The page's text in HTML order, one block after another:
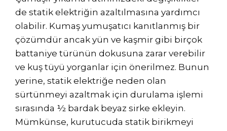
de statik elektriğin azaltılmasına yardımcı
olabilir. Kumaş yumuşatıcı kanıtlanmış bir
çözümdür ancak yün ve kaşmir gibi birçok
battaniye türünün dokusuna zarar verebilir
ve kuş tüyü yorganlar için önerilmez. Bunun
yerine, statik elektriğe neden olan
sürtünmeyi azaltmak için durulama işlemi
sırasında ½ bardak beyaz sirke ekleyin.
Mümkünse, kurutucuda statik birikmeyi